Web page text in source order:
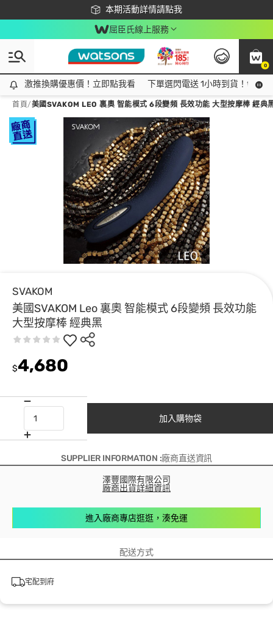
本期活動詳情請點我
下載app最高回饋$350
屈臣氏線上服務
0
激推換購優惠價！立即點我看
激推換購優惠價！立即點我看 下單選閃電送 1小時到貨！領神
首頁/美國SVAKOM LEO 裏奧 智能模式 6段變頻 長效功能 大型按摩棒 經典
SVAKOM
美國SVAKOM Leo 裏奧 智能模式 6段變頻 長效功能
大型按摩棒 經典黑
$4,680
加入購物袋
SUPPLIER INFORMATION :廠商直送資訊
澤豐國際有限公司
廠商出貨詳細資訊
進入廠商專店逛逛，湊免運
配送方式
宅配到府